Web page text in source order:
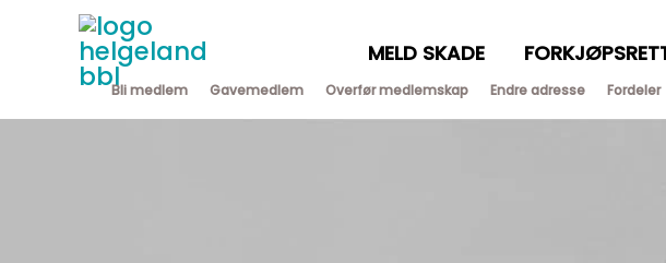
innholdet
MELD SKADE
Bli medlem Gavemedlem Overfør medlemskap Endre adresse Fordeler